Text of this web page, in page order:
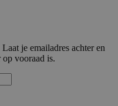
je emailadres achter en
vooraad is.